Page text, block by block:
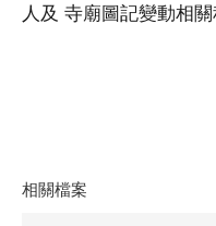
人及 寺廟圖記變動相
相關檔案